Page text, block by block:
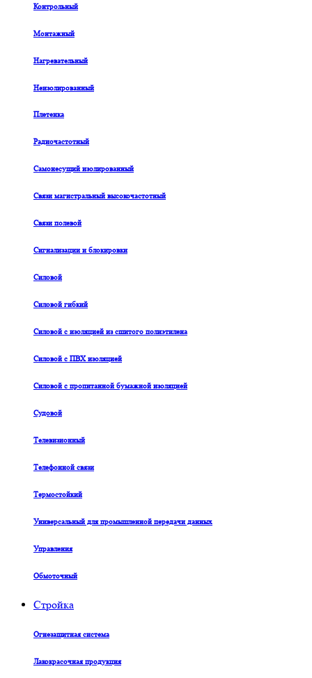
Контрольный
Монтажный
Нагревательный
Неизолированный
Плетенка
Радиочастотный
Самонесущий изолированный
Связи магистральный высокочастотный
Связи полевой
Сигнализации и блокировки
Силовой
Силовой гибкий
Силовой с изоляцией из сшитого полиэтилена
Силовой с ПВХ изоляцией
Силовой с пропитанной бумажной изоляцией
Судовой
Телевизионный
Телефонной связи
Термостойкий
Универсальный для промышленной передачи данных
Управления
Обмоточный
Стройка
Огнезащитная система
Лакокрасочная продукция